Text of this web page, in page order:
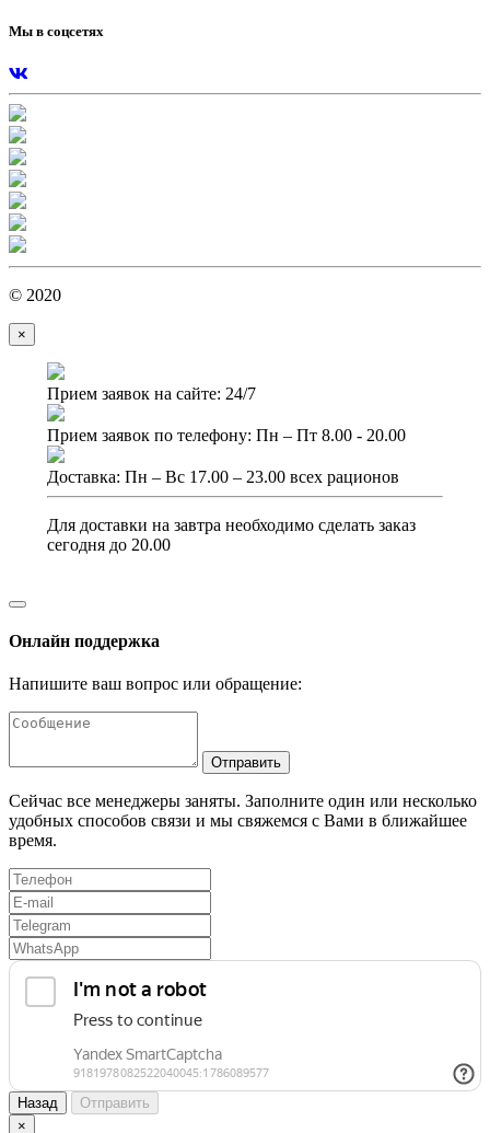
Мы в соцсетях
© 2020
×
Прием заявок на сайте: 24/7
Прием заявок по телефону: Пн – Пт 8.00 - 20.00
Доставка: Пн – Вс 17.00 – 23.00 всех рационов
Для доставки на завтра необходимо сделать заказ
сегодня до 20.00
Онлайн поддержка
Напишите ваш вопрос или обращение:
Отправить
Сейчас все менеджеры заняты. Заполните один или несколько
удобных способов связи и мы свяжемся с Вами в ближайшее
время.
Назад
Отправить
×